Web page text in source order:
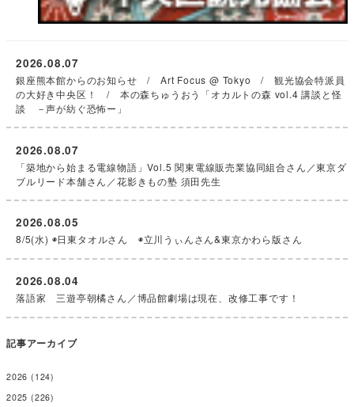
銀座熊本館からのお知らせ / Art Focus @ Tokyo / 観光協会特派員
の大好き中央区！ / 本の森ちゅうおう「オカルトの森 vol.4 講談と怪
談 －声が紡ぐ恐怖ー」
2026.08.07
「築地から始まる電線物語」Vol.5 関東電線販売業協同組合さん／東京ダ
ブルリード本舗さん／花影きもの塾 須田先生
2026.08.07
8/5(水) ◉日東タオルさん ◉立川うぃんさん&東京かわら版さん
2026.08.05
落語家 三遊亭朝橘さん／博品館劇場は現在、改修工事です！
2026.08.04
記事アーカイブ
2026 (124)
2025 (226)